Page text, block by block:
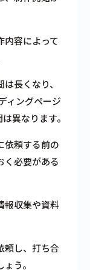
内容によって
長くなり、
ィングページ
異なります。
依頼する前の
く必要がある
報収集や資料
頼し、打ち合
う。